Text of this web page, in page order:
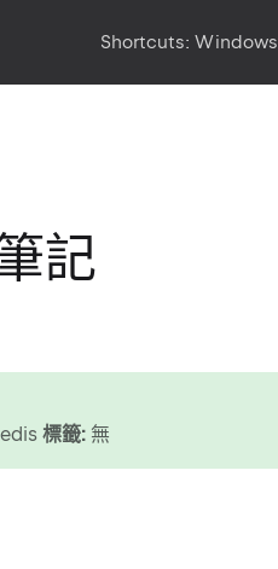
Shortcuts:Windows
記
標籤: 無